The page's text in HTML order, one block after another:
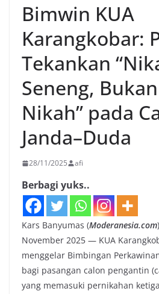
Bimwin KUA
Karangkobar:
Tekankan
Seneng,
Nikah” pada
Janda–Duda
28/11/2025 afi
Berbagi yuks..
Kars Banyumas (Moderanesia.com
November 2025 — KUA
menggelar Bimbingan
bagi pasangan calon pengantin
yang memasuki pernikahan